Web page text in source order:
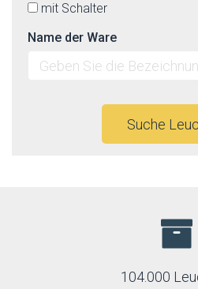
mit Schalter
Name der Ware
Suche
104.000